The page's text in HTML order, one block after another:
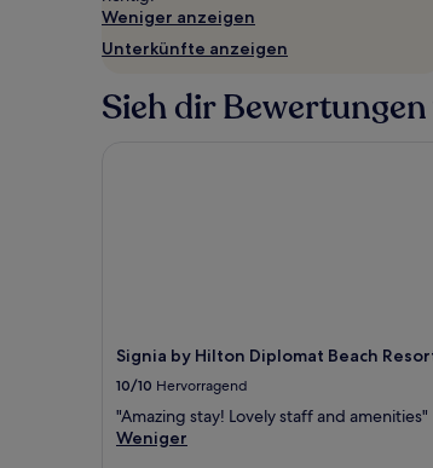
2 Erwachsenen
wurde.
und
Verfügbarkeiten
Weniger anzeigen
Unterkünfte anzeigen
Sieh dir
Signia by Hilton Diplomat Beach
10/10 Hervorragend
"Amazing stay! Lovely staff and amenities"
Weniger